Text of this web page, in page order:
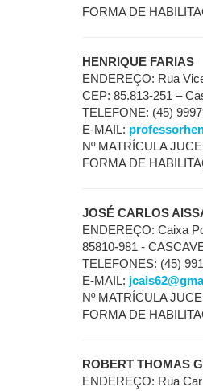
FORMA DE
HENRIQUE FARIAS
ENDEREÇO: Rua
CEP: 85.813-251 –
TELEFONE: (45)
E-MAIL:
Nº MATRÍCULA
FORMA DE
JOSÉ CARLOS
ENDEREÇO: Caixa
85810-981 -
TELEFONES: (45)
E-MAIL:
Nº MATRÍCULA
FORMA DE
ROBERT THOMAS
ENDEREÇO: Rua